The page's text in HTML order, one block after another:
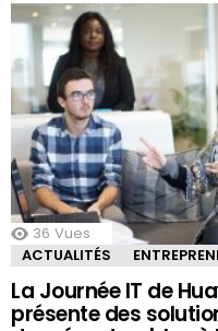
36 Vues
ACTUALITÉS
La Journée IT de
présente des